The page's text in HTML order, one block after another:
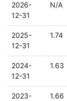
2026-
12-31
N/A
2025-
12-31
1.74
2024-
12-31
1.63
2023-
1.66